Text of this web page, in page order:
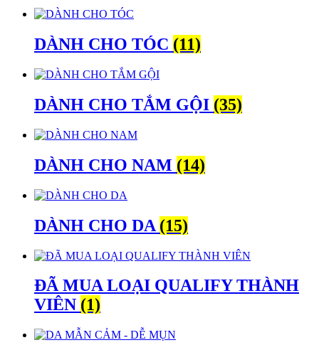
DÀNH CHO TÓC (11)
DÀNH CHO TẮM GỘI (35)
DÀNH CHO NAM (14)
DÀNH CHO DA (15)
ĐÃ MUA LOẠI QUALIFY THÀNH
VIÊN (1)